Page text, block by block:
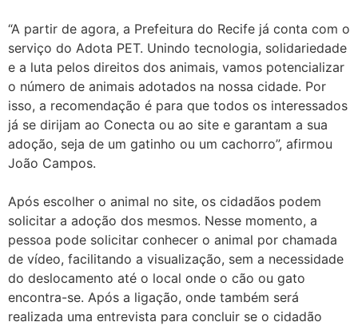
“A partir de agora, a Prefeitura do Recife já conta com o
serviço do Adota PET. Unindo tecnologia, solidariedade
e a luta pelos direitos dos animais, vamos potencializar
o número de animais adotados na nossa cidade. Por
isso, a recomendação é para que todos os interessados
já se dirijam ao Conecta ou ao site e garantam a sua
adoção, seja de um gatinho ou um cachorro”, afirmou
João Campos.
Após escolher o animal no site, os cidadãos podem
solicitar a adoção dos mesmos. Nesse momento, a
pessoa pode solicitar conhecer o animal por chamada
de vídeo, facilitando a visualização, sem a necessidade
do deslocamento até o local onde o cão ou gato
encontra-se. Após a ligação, onde também será
realizada uma entrevista para concluir se o cidadão